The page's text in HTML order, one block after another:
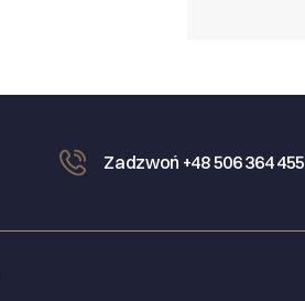
Zadzwoń +48 506 364 455